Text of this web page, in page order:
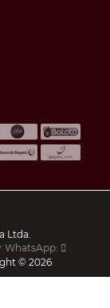
Ltda.
WhatsApp:
© 2026